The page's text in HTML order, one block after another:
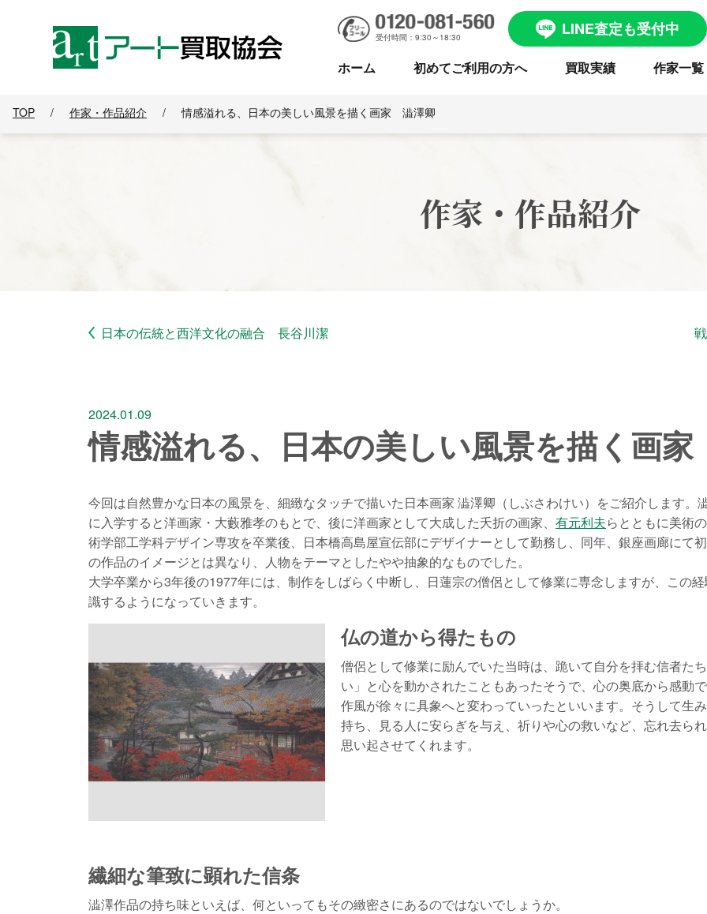
受付時間：9:30～18:30 LINE査定も受付中
ホーム 初めてご利用の方へ 買取実績 作家一覧
TOP / 作家・作品紹介 / 情感溢れる、日本の美しい風景を描く画家 澁澤卿
作家・作品紹介
日本の伝統と西洋文化の融合 長谷川潔
2024.01.09
情感溢れる、日本の美しい風景を描く画
今回は自然豊かな日本の風景を、細緻なタッチで描いた日本画家 澁澤卿󠄁（しぶさわけい）をご紹介します
に入学すると洋画家・大藪雅孝のもとで、後に洋画家として大成した夭折の画家、 有元利夫らとともに美術
術学部工学科デザイン専攻を卒業後、日本橋高島屋宣伝部にデザイナーとして勤務し、同年、銀座画廊にて
の作品のイメージとは異なり、人物をテーマとしたやや抽象的なものでした。
大学卒業から3年後の1977年には、制作をしばらく中断し、日蓮宗の僧侶として修業に専念しますが、この
識するようになっていきます。
仏の道から得たもの
僧侶として修業に励んでいた当時は、跪いて自分を拝む信者た
い」と心を動かされたこともあったそうで、心の奥底から感動
作風が徐々に具象へと変わっていったといいます。そうして生
持ち、見る人に安らぎを与え、祈りや心の救いなど、忘れ去ら
思い起させてくれます。
繊細な筆致に顕れた信条
澁澤作品の持ち味といえば、何といってもその緻密さにあるのではないでしょうか。